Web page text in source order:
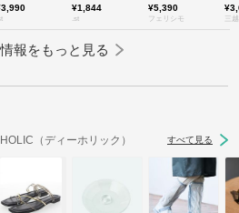
¥1,844
.st
¥5,390
フェリシモ 三
報をもっと見る
（ディーホリック） すべて見る